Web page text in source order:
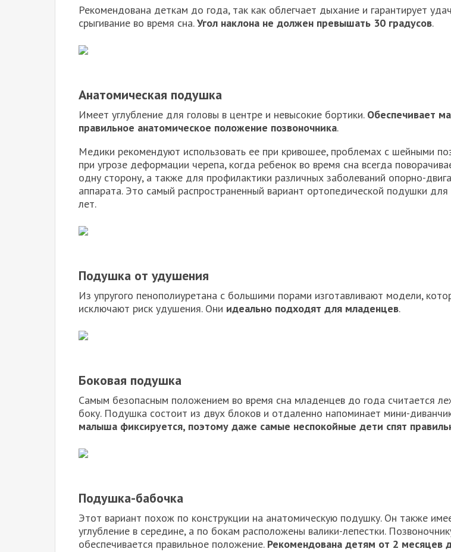
Рекомендована деткам до года, так как облегчает дыхание и гарантирует
срыгивание во время сна.Угол наклона не должен превышать 30 градусов.
Анатомическая подушка
Имеет углубление для головы в центре и невысокие бортики. Обеспечивает
правильное анатомическое положение позвоночника.
Медики рекомендуют использовать ее при кривошее, проблемах с шейными
при угрозе деформации черепа, когда ребенок во время сна всегда
одну сторону, а также для профилактики различных заболеваний опорно-
аппарата. Это самый распространенный вариант ортопедической подушки
лет.
Подушка от удушения
Из упругого пенополиуретана с большими порами изготавливают модели,
исключают риск удушения. Они идеально подходят для младенцев.
Боковая подушка
Самым безопасным положением во время сна младенцев до года считается
боку. Подушка состоит из двух блоков и отдаленно напоминает мини-
малыша фиксируется, поэтому даже самые неспокойные дети спят
Подушка-бабочка
Этот вариант похож по конструкции на анатомическую подушку. Он также
углубление в середине, а по бокам расположены валики-лепестки.
обеспечивается правильное положение. Рекомендована детям от 2 месяцев